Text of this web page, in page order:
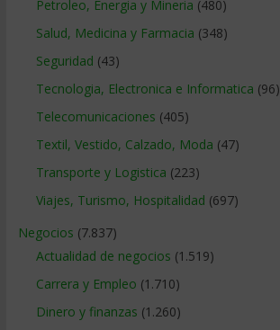
Petroleo, Energia y Mineria (480)
Salud, Medicina y Farmacia (348)
Seguridad (43)
Tecnologia, Electronica e Informatica (96)
Telecomunicaciones (405)
Textil, Vestido, Calzado, Moda (47)
Transporte y Logistica (223)
Viajes, Turismo, Hospitalidad (697)
Negocios (7.837)
Actualidad de negocios (1.519)
Carrera y Empleo (1.710)
Dinero y finanzas (1.260)